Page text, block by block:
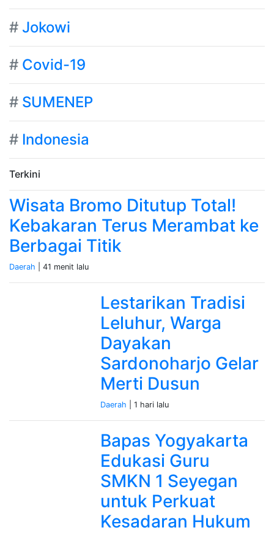
# Jokowi
# Covid-19
# SUMENEP
# Indonesia
Terkini
Wisata Bromo Ditutup Total!
Kebakaran Terus Merambat ke
Berbagai Titik
Daerah | 41 menit lalu
Lestarikan Tradisi
Leluhur, Warga
Dayakan
Sardonoharjo Gelar
Merti Dusun
Daerah | 1 hari lalu
Bapas Yogyakarta
Edukasi Guru
SMKN 1 Seyegan
untuk Perkuat
Kesadaran Hukum